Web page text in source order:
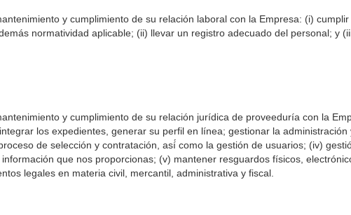
y cumplimiento de su relación laboral con la Empresa: (i)
normatividad aplicable; (ii) llevar un registro adecuado del personal; y
y cumplimiento de su relación jurídica de proveeduría con la
los expedientes, generar su perfil en línea; gestionar la
de selección y contratación, así́ como la gestión de usuarios; (iv)
que nos proporcionas; (v) mantener resguardos físicos,
legales en materia civil, mercantil, administrativa y fiscal.